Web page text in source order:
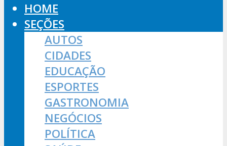
HOME
SEÇÕES
AUTOS
CIDADES
EDUCAÇÃO
ESPORTES
GASTRONOMIA
NEGÓCIOS
POLÍTICA